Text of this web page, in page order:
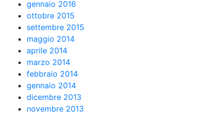
gennaio 2016
ottobre 2015
settembre 2015
maggio 2014
aprile 2014
marzo 2014
febbraio 2014
gennaio 2014
dicembre 2013
novembre 2013